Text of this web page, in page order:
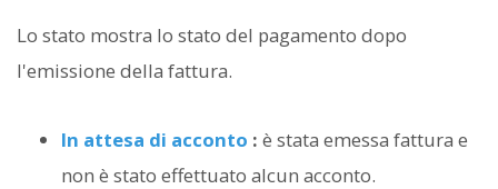
Lo stato mostra lo stato del pagamento dopo
l'emissione della fattura.
In attesa di acconto : è stata emessa fattura e
non è stato effettuato alcun acconto.